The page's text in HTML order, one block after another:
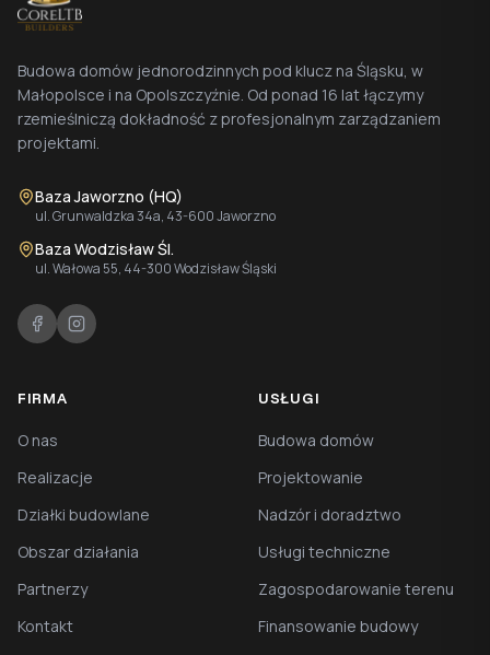
Budowa domów jednorodzinnych pod klucz na Śląsku, w
Małopolsce i na Opolszczyźnie. Od ponad 16 lat łączymy
rzemieślniczą dokładność z profesjonalnym zarządzaniem
projektami.
Baza Jaworzno (HQ)
ul. Grunwaldzka 34a, 43-600 Jaworzno
Baza Wodzisław Śl.
ul. Wałowa 55, 44-300 Wodzisław Śląski
FIRMA
O nas
Realizacje
Działki budowlane
Obszar działania
Partnerzy
Kontakt
USŁUGI
Budowa domów
Projektowanie
Nadzór i doradztwo
Usługi techniczne
Zagospodarowanie terenu
Finansowanie budowy